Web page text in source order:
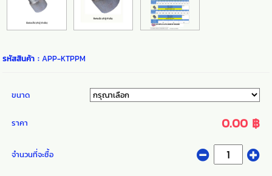
รหัสสินค้า :APP-KTPPM
ขนาด
ราคา 0.00 ฿
จำนวนที่จะซื้อ